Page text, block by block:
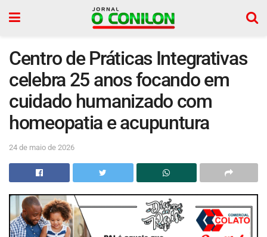
Centro de Práticas Integrativas
celebra 25 anos focando em
cuidado humanizado com
homeopatia e acupuntura
24 de maio de 2026